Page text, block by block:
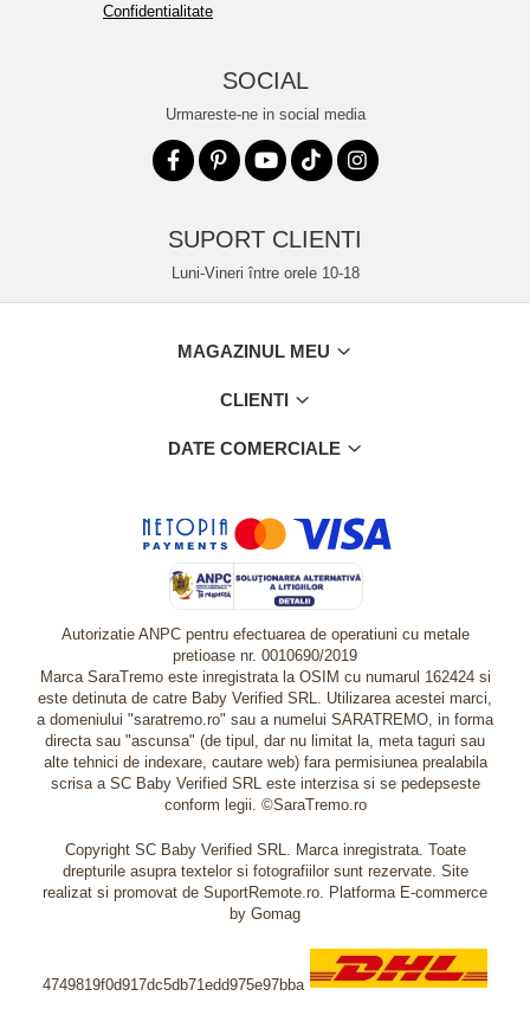
Confidentialitate
SOCIAL
Urmareste-ne in social media
SUPORT CLIENTI
Luni-Vineri între orele 10-18
MAGAZINUL MEU
CLIENTI
DATE COMERCIALE
Autorizatie ANPC pentru efectuarea de operatiuni cu metale
pretioase nr. 0010690/2019
Marca SaraTremo este inregistrata la OSIM cu numarul 162424 si
este detinuta de catre Baby Verified SRL. Utilizarea acestei marci,
a domeniului "saratremo.ro" sau a numelui SARATREMO, in forma
directa sau "ascunsa" (de tipul, dar nu limitat la, meta taguri sau
alte tehnici de indexare, cautare web) fara permisiunea prealabila
scrisa a SC Baby Verified SRL este interzisa si se pedepseste
conform legii. ©SaraTremo.ro
Copyright SC Baby Verified SRL. Marca inregistrata. Toate
drepturile asupra textelor si fotografiilor sunt rezervate. Site
realizat si promovat de SuportRemote.ro. Platforma E-commerce
by Gomag
4749819f0d917dc5db71edd975e97bba